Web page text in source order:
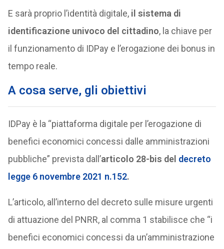
E sarà proprio l’identità digitale, il sistema di
identificazione univoco del cittadino, la chiave per
il funzionamento di IDPay e l’erogazione dei bonus in
tempo reale.
A cosa serve, gli obiettivi
IDPay è la “piattaforma digitale per l’erogazione di
benefici economici concessi dalle amministrazioni
pubbliche” prevista dall’articolo 28-bis del decreto
legge 6 novembre 2021 n.152.
L’articolo, all’interno del decreto sulle misure urgenti
di attuazione del PNRR, al comma 1 stabilisce che “i
benefici economici concessi da un’amministrazione